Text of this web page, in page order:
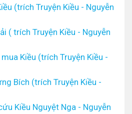
(trích Truyện Kiều - Nguyễn
( trích Truyện Kiều - Nguyễn
Kiều (trích Truyện Kiều -
Bích (trích Truyện Kiều -
Kiều Nguyệt Nga - Nguyễn